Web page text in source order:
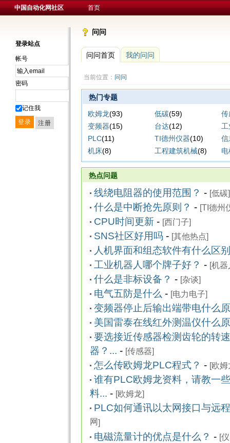
中国自动化网社区 首页
登录站点
帐号
密码
记住我
问问
问问首页 我的问问
当前位置： 问问
热门专题
欧姆龙(93) 低碳(59)
传
变频器(15) 台达(12)
工
PLC(11) TI德州仪器(10)
信
机床(8) 工程建筑机械(8)
热点问题
线绕电阻器的使用范围？ - [低碳]
什么是中断抢先原则？ - [TI德州
CPU时间更新- [西门子]
SNS社区好用吗- [其他热点]
人机界面和组态软件有什么区
工业机器人哪个牌子好？ - [机器
什么是非标设备？ - [杂谈]
电气五防是什么 - [电力电子]
变频器停止后输出端带电什么
美国雷泰在线红外测温仪什么
要选接近传感器检测齿轮的转
器？... - [传感器]
怎么传欧姆龙PLC程式？ - [欧姆
谁有PLC欧姆龙资料，请教一
料... - [欧姆龙]
PLC如何通讯以太网接口与远
网]
电磁流量计的优点是什么？ - [